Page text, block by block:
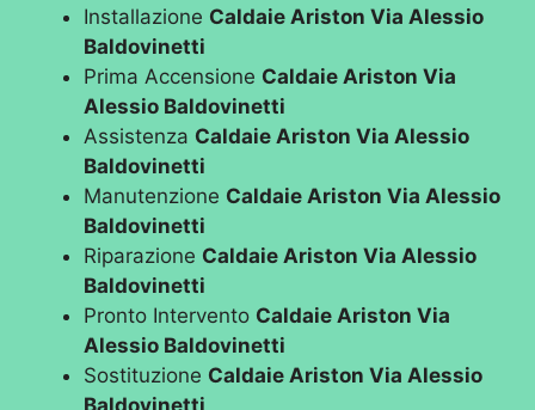
Installazione Caldaie Ariston Via Alessio
Baldovinetti
Prima Accensione Caldaie Ariston Via
Alessio Baldovinetti
Assistenza Caldaie Ariston Via Alessio
Baldovinetti
Manutenzione Caldaie Ariston Via Alessio
Baldovinetti
Riparazione Caldaie Ariston Via Alessio
Baldovinetti
Pronto Intervento Caldaie Ariston Via
Alessio Baldovinetti
Sostituzione Caldaie Ariston Via Alessio
Baldovinetti